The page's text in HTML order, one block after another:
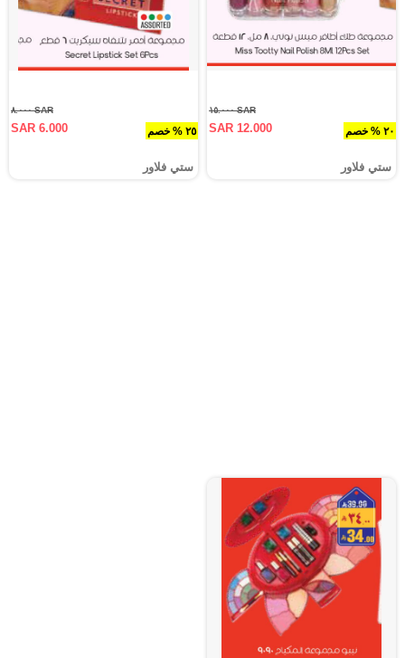
٢٠ % خصم
SAR ١٥.٠٠٠
SAR 12.000
ستي فلاور
٢٥ % خصم
SAR ٨.٠٠٠
SAR 6.000
ستي فلاور